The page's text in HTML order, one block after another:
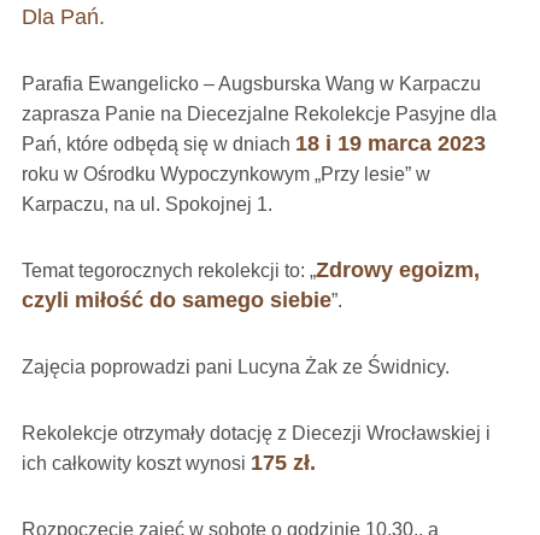
Dla Pań.
Parafia Ewangelicko – Augsburska Wang w Karpaczu
zaprasza Panie na Diecezjalne Rekolekcje Pasyjne dla
Pań, które odbędą się w dniach 18 i 19 marca 2023
roku w Ośrodku Wypoczynkowym „Przy lesie” w
Karpaczu, na ul. Spokojnej 1.
Temat tegorocznych rekolekcji to: „Zdrowy egoizm,
czyli miłość do samego siebie”.
Zajęcia poprowadzi pani Lucyna Żak ze Świdnicy.
Rekolekcje otrzymały dotację z Diecezji Wrocławskiej i
ich całkowity koszt wynosi 175 zł.
Rozpoczęcie zajęć w sobotę o godzinie 10.30., a